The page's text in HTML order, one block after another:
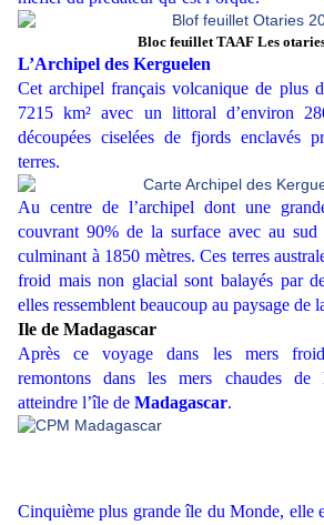
Bloc feuillet TAAF Les
L’Archipel des Kerguelen
Cet archipel français volcanique de plus
7215 km² avec un littoral d’environ
découpées ciselées de fjords enclavés
terres.
Au centre de l’archipel dont une
couvrant 90% de la surface avec au
culminant à 1850 mètres. Ces terres
froid mais non glacial sont balayés par
elles ressemblent beaucoup au paysage de
Ile de Madagascar
Après ce voyage dans les mers
remontons dans les mers chaudes de
atteindre l’île de Madagascar.
Cinquième plus grande île du Monde, elle